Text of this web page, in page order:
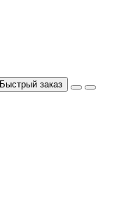
Быстрый заказ